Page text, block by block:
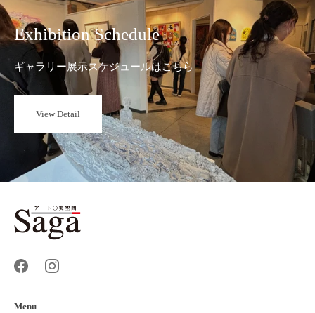
Exhibition Schedule
ギャラリー展示スケジュールはこちら
View Detail
Menu